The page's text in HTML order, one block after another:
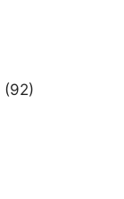
(92)